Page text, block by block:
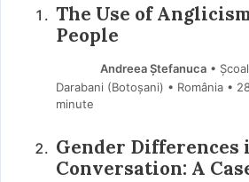
The Use of
People
Andreea Ștefanuca•
Darabani (Botoşani) • România
minute
Gender Differences
Conversation: A